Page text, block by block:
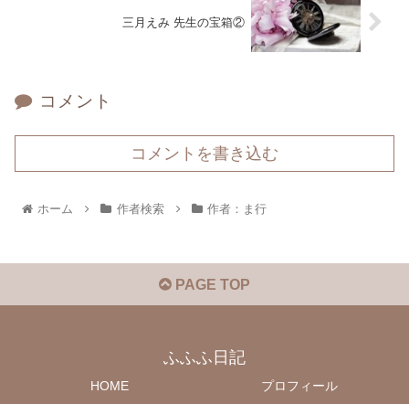
三月えみ 先生の宝箱②
コメント
コメントを書き込む
ホーム 作者検索 作者：ま行
PAGE TOP
ふふふ日記
HOME プロフィール